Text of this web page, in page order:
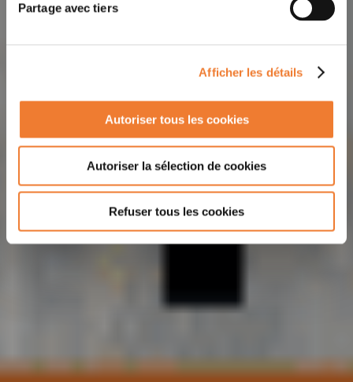
Partage avec tiers
Afficher les détails
Autoriser tous les cookies
Autoriser la sélection de cookies
Refuser tous les cookies